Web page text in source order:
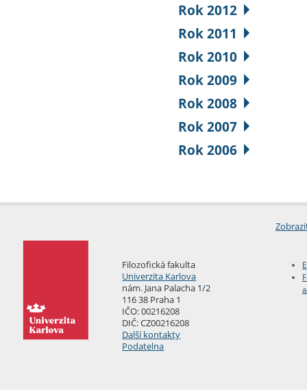
Rok 2012
Rok 2011
Rok 2010
Rok 2009
Rok 2008
Rok 2007
Rok 2006
Filozofická fakulta
Univerzita Karlova
nám. Jana Palacha 1/2
116 38 Praha 1
IČO: 00216208
DIČ: CZ00216208
Další kontakty
Podatelna